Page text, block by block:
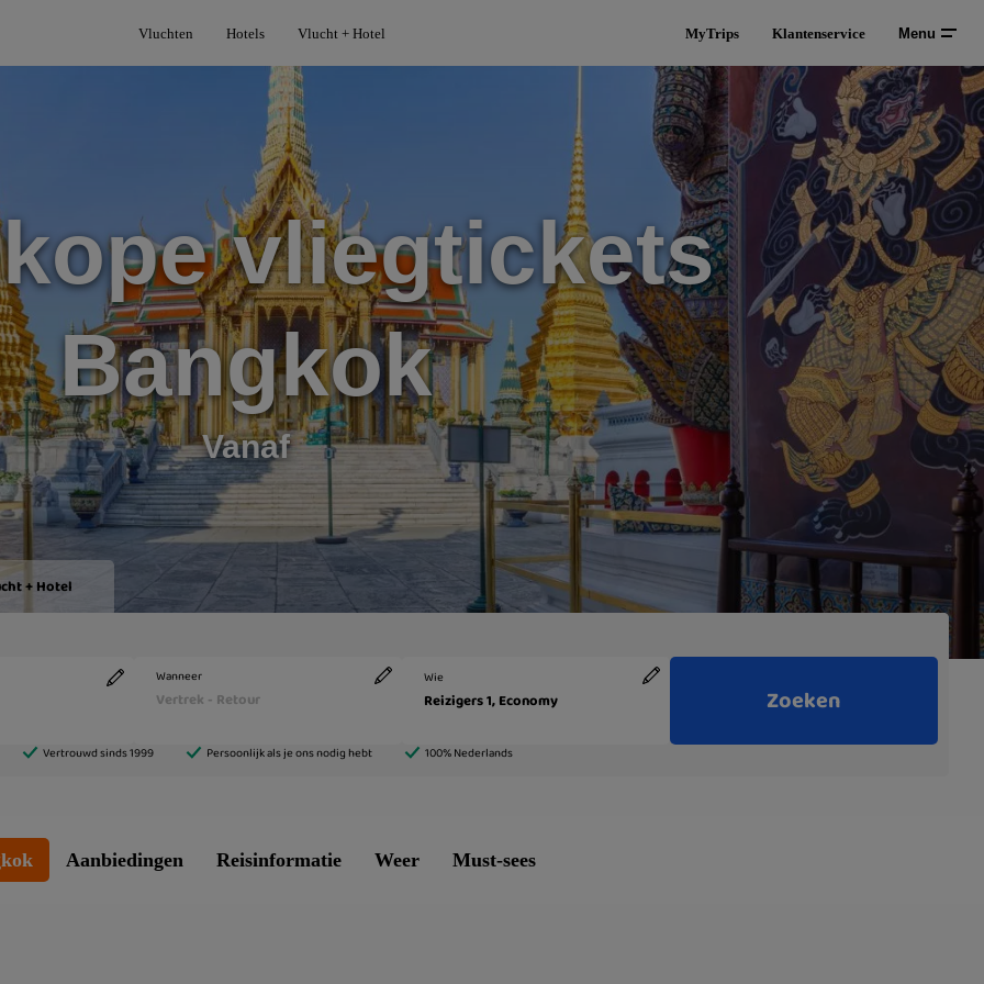
Vluchten Hotels Vlucht + Hotel MyTrips Klantenservice Menu
vliegtickets
Bangkok
Vanaf
Aanbiedingen Reisinformatie Weer Must-sees